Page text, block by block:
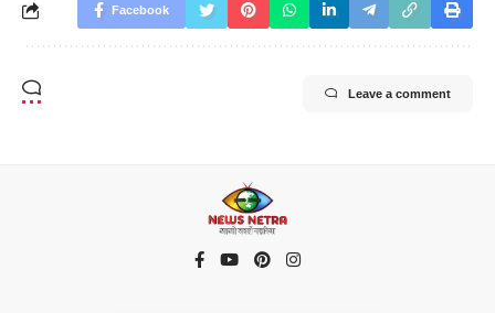
Facebook
Leave a comment